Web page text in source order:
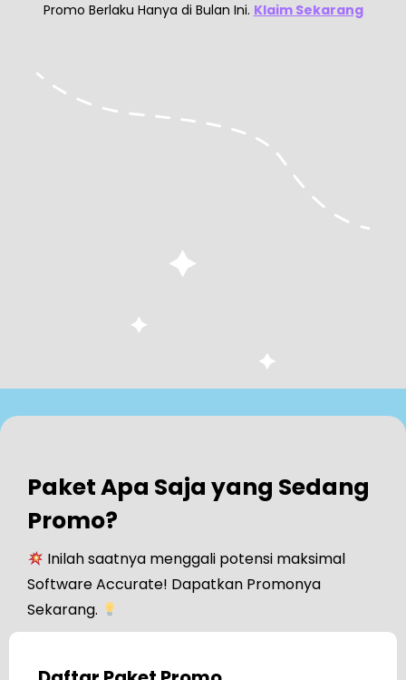
Promo Berlaku Hanya di Bulan Ini. Klaim Sekarang
Paket Apa Saja yang Sedang
Promo?
Inilah saatnya menggali potensi maksimal
Software Accurate! Dapatkan Promonya
Sekarang.